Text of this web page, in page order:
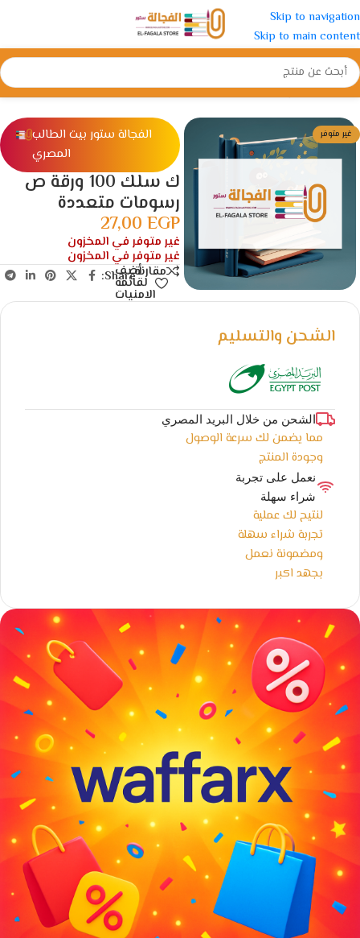
Skip to navigation
Skip to main content
الرئيسية/كراس و كشكول/كشكول سلك
غير متوفر
الفجالة ستور بيت الطالب
المصري
ك سلك 100 ورقة ص
رسومات متعددة
27,00 EGP
غير متوفر في المخزون
غير متوفر في المخزون
مقارنةأضف
لقائمة
الامنيات
Share:
الشحن والتسليم
الشحن من خلال البريد المصري
مما يضمن لك سرعة الوصول
وجودة المنتج
نعمل على تجربة
شراء سهلة
لنتيح لك عملية
تجربة شراء سهلة
ومضمونة نعمل
بجهد اكبر